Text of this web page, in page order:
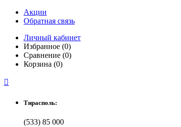
Акции
Обратная связь
Личный кабинет
Избранное (0)
Сравнение (0)
Корзина (0)

Тирасполь:
(533) 85 000